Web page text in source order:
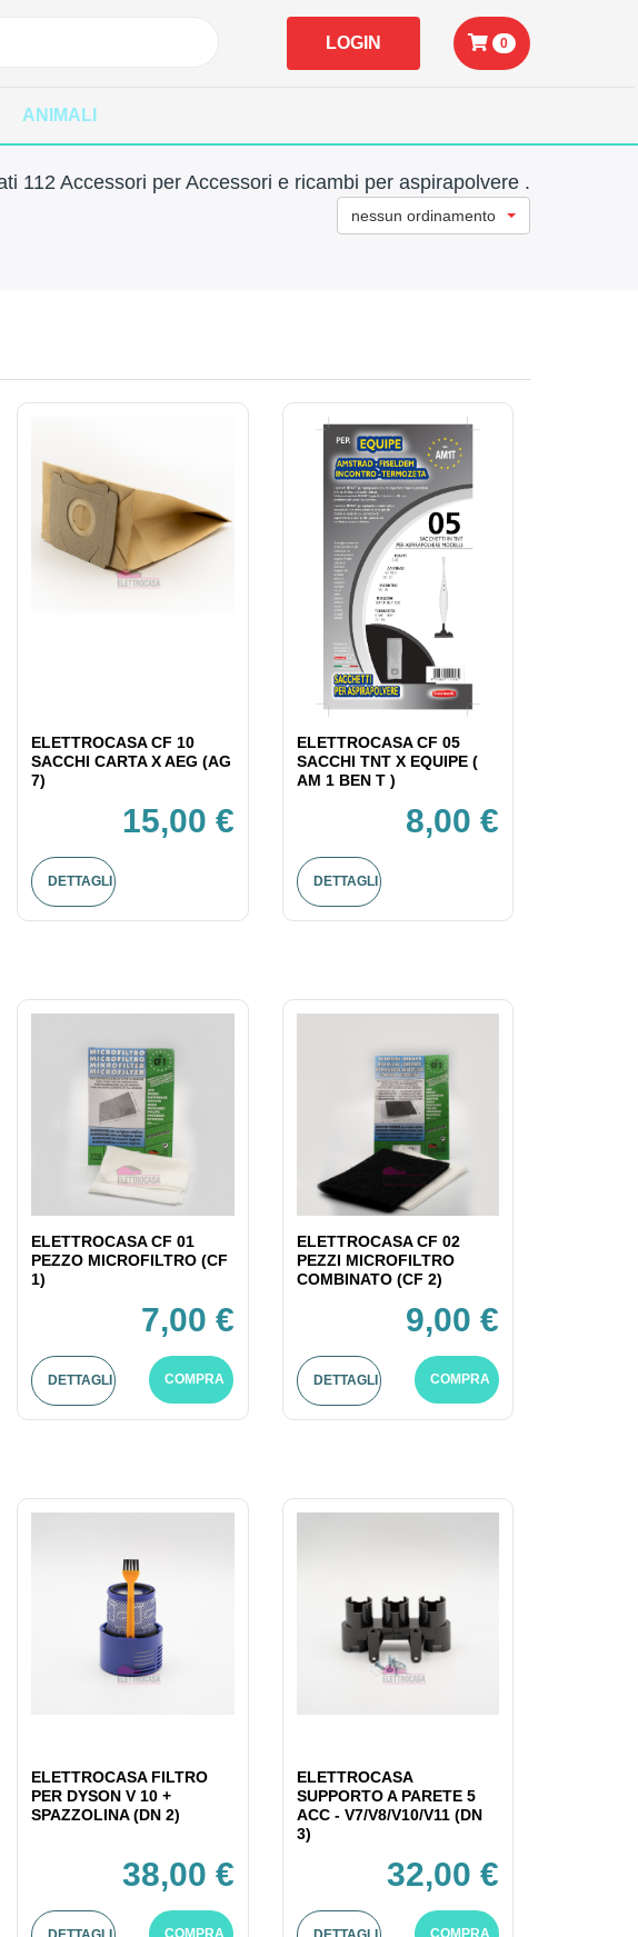
LOGIN 0
ANIMALI
112 Accessori per Accessori e ricambi per aspirapolvere .
nessun ordinamento
ELETTROCASA CF 10
SACCHI CARTA X AEG (AG
7)
15,00 €
DETTAGLI
ELETTROCASA CF 05
SACCHI TNT X EQUIPE (
AM 1 BEN T )
8,00 €
DETTAGLI
ELETTROCASA CF 01
PEZZO MICROFILTRO (CF
1)
7,00 €
DETTAGLI COMPRA
ELETTROCASA CF 02
PEZZI MICROFILTRO
COMBINATO (CF 2)
9,00 €
DETTAGLI COMPRA
ELETTROCASA FILTRO
PER DYSON V 10 +
SPAZZOLINA (DN 2)
38,00 €
COMPRA
ELETTROCASA
SUPPORTO A PARETE 5
ACC - V7/V8/V10/V11 (DN
3)
32,00 €
COMPRA